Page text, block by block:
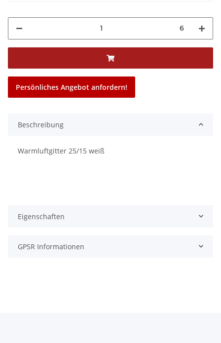
6
Persönliches Angebot anfordern!
Beschreibung
Warmluftgitter 25/15 weiß
Eigenschaften
GPSR Informationen